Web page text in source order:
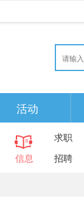
活动
信息
求职
招聘